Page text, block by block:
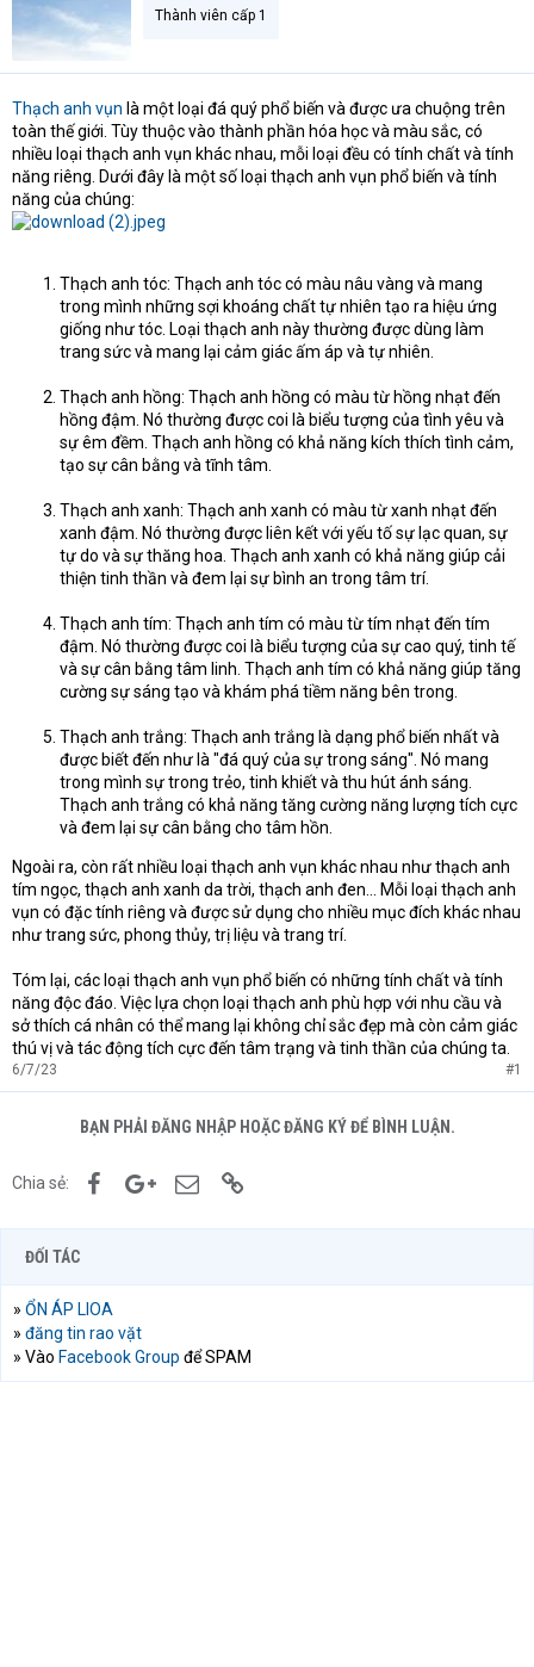
Thành viên cấp 1
Thạch anh vụn là một loại đá quý phổ biến và được ưa chuộng trên
toàn thế giới. Tùy thuộc vào thành phần hóa học và màu sắc, có
nhiều loại thạch anh vụn khác nhau, mỗi loại đều có tính chất và tính
năng riêng. Dưới đây là một số loại thạch anh vụn phổ biến và tính
năng của chúng:
Thạch anh tóc: Thạch anh tóc có màu nâu vàng và mang
trong mình những sợi khoáng chất tự nhiên tạo ra hiệu ứng
giống như tóc. Loại thạch anh này thường được dùng làm
trang sức và mang lại cảm giác ấm áp và tự nhiên.
Thạch anh hồng: Thạch anh hồng có màu từ hồng nhạt đến
hồng đậm. Nó thường được coi là biểu tượng của tình yêu và
sự êm đềm. Thạch anh hồng có khả năng kích thích tình cảm,
tạo sự cân bằng và tĩnh tâm.
Thạch anh xanh: Thạch anh xanh có màu từ xanh nhạt đến
xanh đậm. Nó thường được liên kết với yếu tố sự lạc quan, sự
tự do và sự thăng hoa. Thạch anh xanh có khả năng giúp cải
thiện tinh thần và đem lại sự bình an trong tâm trí.
Thạch anh tím: Thạch anh tím có màu từ tím nhạt đến tím
đậm. Nó thường được coi là biểu tượng của sự cao quý, tinh tế
và sự cân bằng tâm linh. Thạch anh tím có khả năng giúp tăng
cường sự sáng tạo và khám phá tiềm năng bên trong.
Thạch anh trắng: Thạch anh trắng là dạng phổ biến nhất và
được biết đến như là "đá quý của sự trong sáng". Nó mang
trong mình sự trong trẻo, tinh khiết và thu hút ánh sáng.
Thạch anh trắng có khả năng tăng cường năng lượng tích cực
và đem lại sự cân bằng cho tâm hồn.
Ngoài ra, còn rất nhiều loại thạch anh vụn khác nhau như thạch anh
tím ngọc, thạch anh xanh da trời, thạch anh đen... Mỗi loại thạch anh
vụn có đặc tính riêng và được sử dụng cho nhiều mục đích khác nhau
như trang sức, phong thủy, trị liệu và trang trí.
Tóm lại, các loại thạch anh vụn phổ biến có những tính chất và tính
năng độc đáo. Việc lựa chọn loại thạch anh phù hợp với nhu cầu và
sở thích cá nhân có thể mang lại không chỉ sắc đẹp mà còn cảm giác
thú vị và tác động tích cực đến tâm trạng và tinh thần của chúng ta.
6/7/23 #1
BẠN PHẢI ĐĂNG NHẬP HOẶC ĐĂNG KÝ ĐỂ BÌNH LUẬN.
Chia sẻ: FacebookGoogle+Email
ĐỐI TÁC
» ỔN ÁP LIOA
» đăng tin rao vặt
» Vào Facebook Group để SPAM